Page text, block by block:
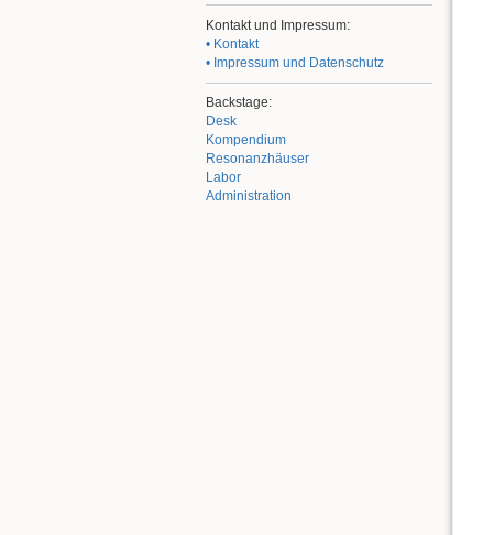
Kontakt und Impressum:
• Kontakt
• Impressum und Datenschutz
Backstage:
Desk
Kompendium
Resonanzhäuser
Labor
Administration